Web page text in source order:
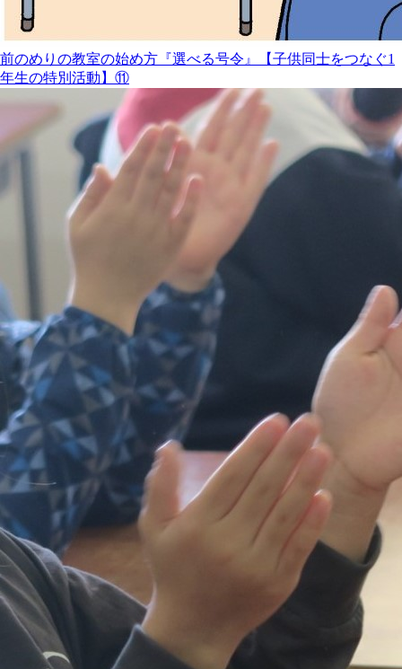
前のめりの教室の始め方『選べる号令』【子供同士をつなぐ1
年生の特別活動】⑪